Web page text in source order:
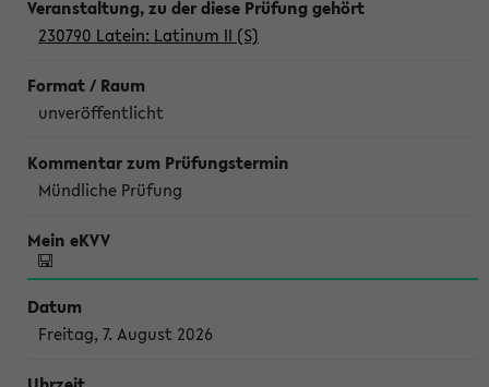
230790 Latein: Latinum II (S)
unveröffentlicht
Mündliche Prüfung
Freitag, 7. August 2026